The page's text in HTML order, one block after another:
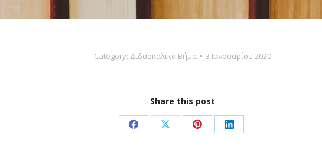
Category: Διδασκαλικό Βήμα 3 Ιανουαρίου 2020
Share this post
Share Share Share Share